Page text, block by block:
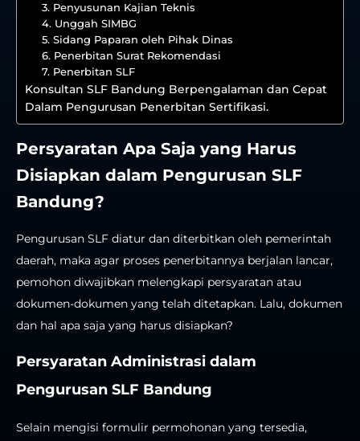
3. Penyusunan Kajian Teknis
4. Unggah SIMBG
5. Sidang Paparan oleh Pihak Dinas
6. Penerbitan Surat Rekomendasi
7. Penerbitan SLF
Konsultan SLF Bandung Berpengalaman dan Cepat
Dalam Pengurusan Penerbitan Sertifikasi.
Persyaratan Apa Saja yang Harus
Disiapkan dalam Pengurusan SLF
Bandung?
Pengurusan SLF diatur dan diterbitkan oleh pemerintah
daerah, maka agar proses penerbitannya berjalan lancar,
pemohon diwajibkan melengkapi persyaratan atau
dokumen-dokumen yang telah ditetapkan. Lalu, dokumen
dan hal apa saja yang harus disiapkan?
Persyaratan Administrasi dalam
Pengurusan SLF Bandung
Selain mengisi formulir permohonan yang tersedia,